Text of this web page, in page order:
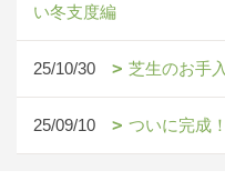
い冬支度編
25/10/30 芝生のお手
25/09/10 ついに完成